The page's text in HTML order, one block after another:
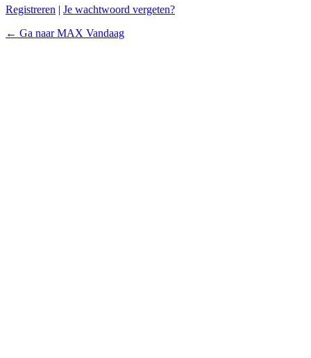
Registreren | Je wachtwoord vergeten?
← Ga naar MAX Vandaag